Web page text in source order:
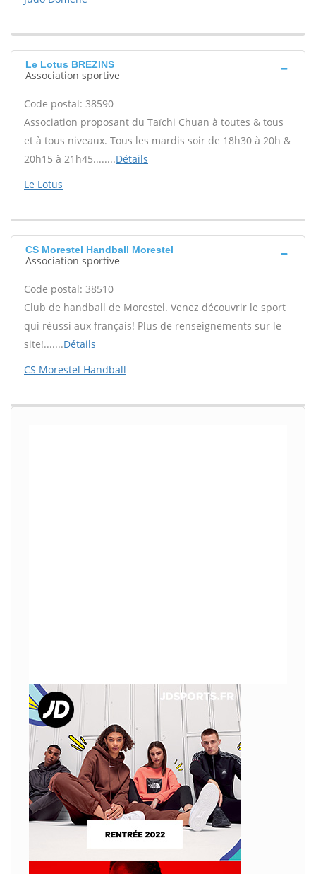
Le Lotus BREZINS
Association sportive
Code postal: 38590
Association proposant du Taïchi Chuan à toutes & tous
et à tous niveaux. Tous les mardis soir de 18h30 à 20h &
20h15 à 21h45........Détails
Le Lotus
CS Morestel Handball Morestel
Association sportive
Code postal: 38510
Club de handball de Morestel. Venez découvrir le sport
qui réussi aux français! Plus de renseignements sur le
site!.......Détails
CS Morestel Handball